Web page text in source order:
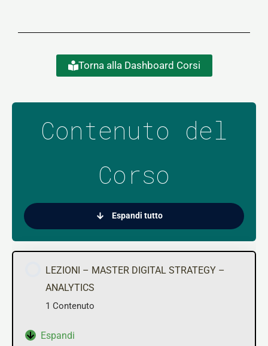
Torna alla Dashboard Corsi
Contenuto del
Corso
Espandi tutto
LEZIONI – MASTER DIGITAL STRATEGY –
ANALYTICS
1 Contenuto
Espandi